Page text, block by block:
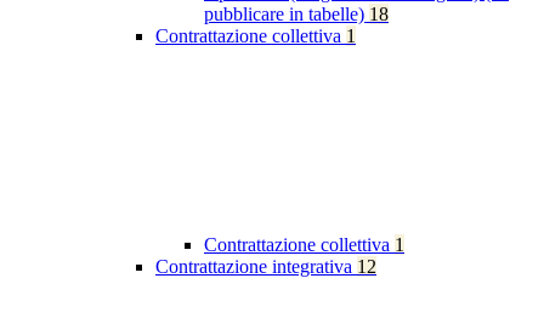
pubblicare in tabelle) 18
Contrattazione collettiva 1
Contrattazione collettiva 1
Contrattazione integrativa 12